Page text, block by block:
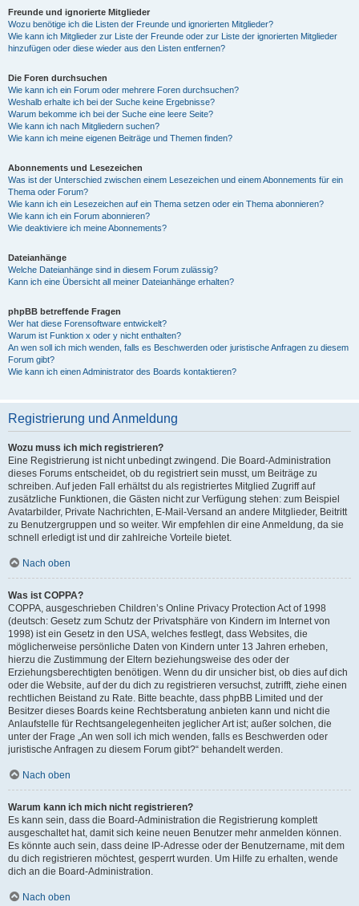
Freunde und ignorierte Mitglieder
Wozu benötige ich die Listen der Freunde und ignorierten Mitglieder?
Wie kann ich Mitglieder zur Liste der Freunde oder zur Liste der ignorierten Mitglieder
hinzufügen oder diese wieder aus den Listen entfernen?
Die Foren durchsuchen
Wie kann ich ein Forum oder mehrere Foren durchsuchen?
Weshalb erhalte ich bei der Suche keine Ergebnisse?
Warum bekomme ich bei der Suche eine leere Seite?
Wie kann ich nach Mitgliedern suchen?
Wie kann ich meine eigenen Beiträge und Themen finden?
Abonnements und Lesezeichen
Was ist der Unterschied zwischen einem Lesezeichen und einem Abonnements für ein
Thema oder Forum?
Wie kann ich ein Lesezeichen auf ein Thema setzen oder ein Thema abonnieren?
Wie kann ich ein Forum abonnieren?
Wie deaktiviere ich meine Abonnements?
Dateianhänge
Welche Dateianhänge sind in diesem Forum zulässig?
Kann ich eine Übersicht all meiner Dateianhänge erhalten?
phpBB betreffende Fragen
Wer hat diese Forensoftware entwickelt?
Warum ist Funktion x oder y nicht enthalten?
An wen soll ich mich wenden, falls es Beschwerden oder juristische Anfragen zu diesem
Forum gibt?
Wie kann ich einen Administrator des Boards kontaktieren?
Registrierung und Anmeldung
Wozu muss ich mich registrieren?
Eine Registrierung ist nicht unbedingt zwingend. Die Board-Administration
dieses Forums entscheidet, ob du registriert sein musst, um Beiträge zu
schreiben. Auf jeden Fall erhältst du als registriertes Mitglied Zugriff auf
zusätzliche Funktionen, die Gästen nicht zur Verfügung stehen: zum Beispiel
Avatarbilder, Private Nachrichten, E-Mail-Versand an andere Mitglieder, Beitritt
zu Benutzergruppen und so weiter. Wir empfehlen dir eine Anmeldung, da sie
schnell erledigt ist und dir zahlreiche Vorteile bietet.
Nach oben
Was ist COPPA?
COPPA, ausgeschrieben Children’s Online Privacy Protection Act of 1998
(deutsch: Gesetz zum Schutz der Privatsphäre von Kindern im Internet von
1998) ist ein Gesetz in den USA, welches festlegt, dass Websites, die
möglicherweise persönliche Daten von Kindern unter 13 Jahren erheben,
hierzu die Zustimmung der Eltern beziehungsweise des oder der
Erziehungsberechtigten benötigen. Wenn du dir unsicher bist, ob dies auf dich
oder die Website, auf der du dich zu registrieren versuchst, zutrifft, ziehe einen
rechtlichen Beistand zu Rate. Bitte beachte, dass phpBB Limited und der
Besitzer dieses Boards keine Rechtsberatung anbieten kann und nicht die
Anlaufstelle für Rechtsangelegenheiten jeglicher Art ist; außer solchen, die
unter der Frage „An wen soll ich mich wenden, falls es Beschwerden oder
juristische Anfragen zu diesem Forum gibt?“ behandelt werden.
Nach oben
Warum kann ich mich nicht registrieren?
Es kann sein, dass die Board-Administration die Registrierung komplett
ausgeschaltet hat, damit sich keine neuen Benutzer mehr anmelden können.
Es könnte auch sein, dass deine IP-Adresse oder der Benutzername, mit dem
du dich registrieren möchtest, gesperrt wurden. Um Hilfe zu erhalten, wende
dich an die Board-Administration.
Nach oben